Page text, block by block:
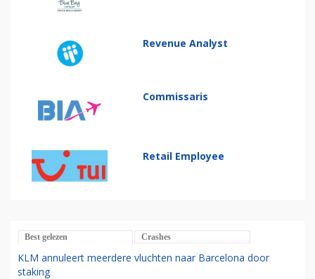
Revenue Analyst
Commissaris
Retail Employee
Best gelezen Crashes
KLM annuleert meerdere vluchten naar Barcelona door
staking